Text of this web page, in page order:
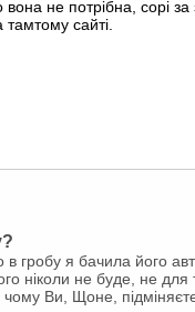
не потрібна, сорі за
сайті.
гробу я бачила його
ніколи не буде, не для
Ви, Щоне,